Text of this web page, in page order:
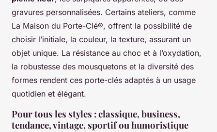
gravures personnalisées. Certains ateliers, comme
La Maison du Porte-Clé®, offrent la possibilité de
choisir l’initiale, la couleur, la texture, assurant un
objet unique. La résistance au choc et à l’oxydation,
la robustesse des mousquetons et la diversité des
formes rendent ces porte-clés adaptés à un usage
quotidien et élégant.
Pour tous les styles : classique, business,
tendance, vintage, sportif ou humoristique